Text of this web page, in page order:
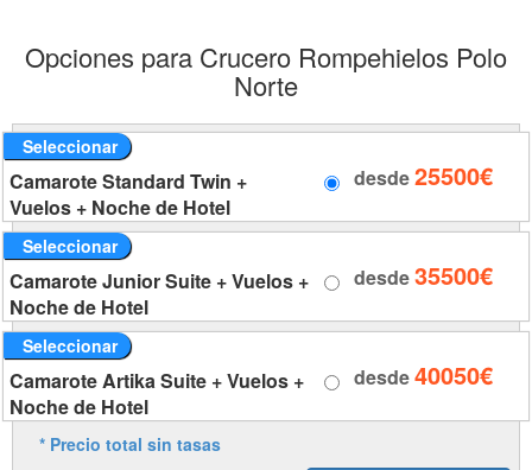
Opciones para Crucero Rompehielos Polo
Norte
Seleccionar
Camarote Standard Twin +
Vuelos + Noche de Hotel
desde25500€
Seleccionar
Camarote Junior Suite + Vuelos +
Noche de Hotel
desde35500€
Seleccionar
Camarote Artika Suite + Vuelos +
Noche de Hotel
desde40050€
* Precio total sin tasas